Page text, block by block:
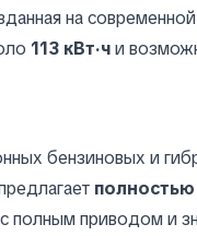
на
113 кВт·чи
бензиновых и
полным приводом и